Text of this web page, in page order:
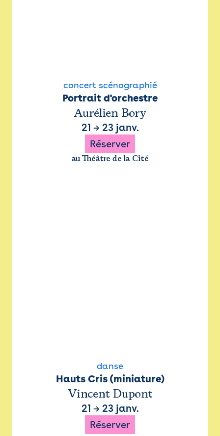
concert scénographié
Portrait d'orchestre
Aurélien Bory
21 → 23 janv.
Réserver
au Théâtre de la Cité
danse
Hauts Cris (miniature)
Vincent Dupont
21 → 23 janv.
Réserver